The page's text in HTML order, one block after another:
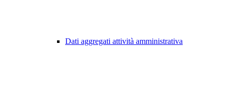
Dati aggregati attività amministrativa